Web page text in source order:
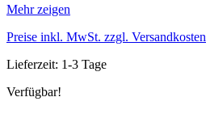
Mehr zeigen
Preise inkl. MwSt. zzgl. Versandkosten
Lieferzeit: 1-3 Tage
Verfügbar!